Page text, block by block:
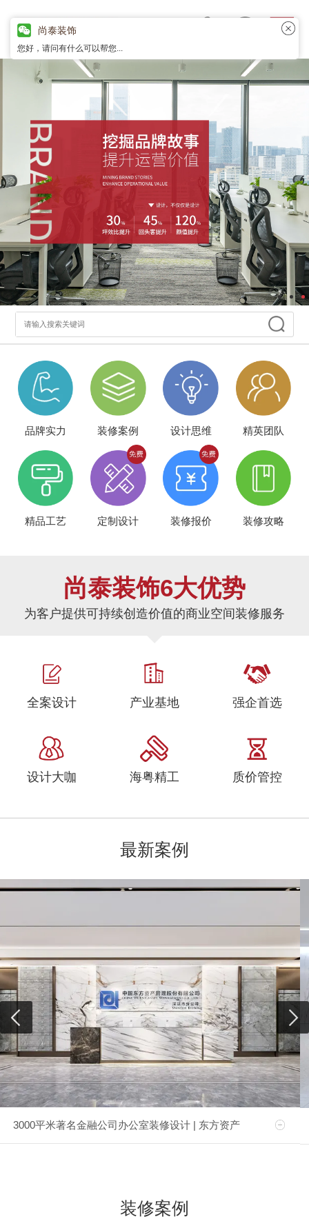
品牌实力 装修案例 设计思维 精英团队
精品工艺 定制设计 装修报价 装修攻略
尚泰装饰6大优势
为客户提供可持续创造价值的商业空间装修服务
全案设计 产业基地 强企首选
设计大咖 海粤精工 质价管控
最新案例
3000平米著名金融公司办公室装修设计 | 东方资产
装修案例
尚泰装饰
您好，请问有什么可以帮您...